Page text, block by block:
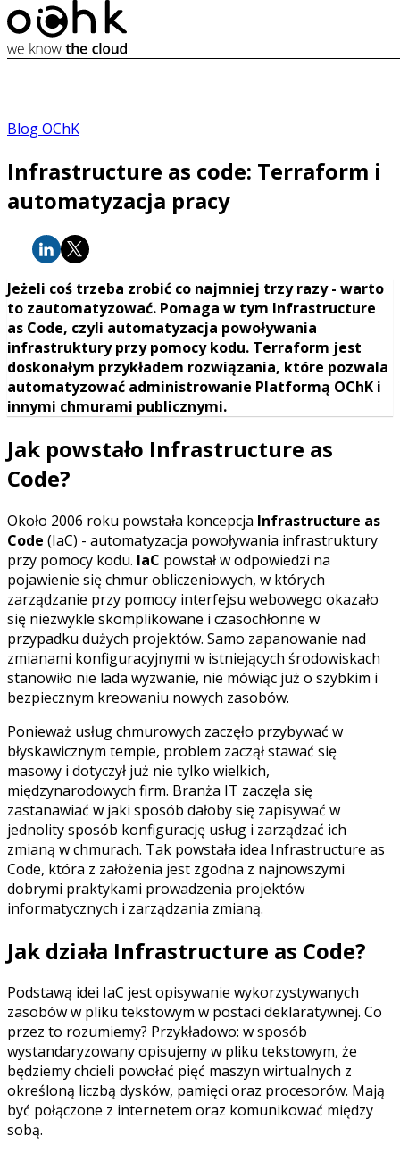
Blog OChK
Infrastructure as code: Terraform i
automatyzacja pracy
Jeżeli coś trzeba zrobić co najmniej trzy razy - warto
to zautomatyzować. Pomaga w tym Infrastructure
as Code, czyli automatyzacja powoływania
infrastruktury przy pomocy kodu. Terraform jest
doskonałym przykładem rozwiązania, które pozwala
automatyzować administrowanie Platformą OChK i
innymi chmurami publicznymi.
Jak powstało Infrastructure as
Code?
Około 2006 roku powstała koncepcja Infrastructure as
Code (IaC) - automatyzacja powoływania infrastruktury
przy pomocy kodu. IaC powstał w odpowiedzi na
pojawienie się chmur obliczeniowych, w których
zarządzanie przy pomocy interfejsu webowego okazało
się niezwykle skomplikowane i czasochłonne w
przypadku dużych projektów. Samo zapanowanie nad
zmianami konfiguracyjnymi w istniejących środowiskach
stanowiło nie lada wyzwanie, nie mówiąc już o szybkim i
bezpiecznym kreowaniu nowych zasobów.
Ponieważ usług chmurowych zaczęło przybywać w
błyskawicznym tempie, problem zaczął stawać się
masowy i dotyczył już nie tylko wielkich,
międzynarodowych firm. Branża IT zaczęła się
zastanawiać w jaki sposób dałoby się zapisywać w
jednolity sposób konfigurację usług i zarządzać ich
zmianą w chmurach. Tak powstała idea Infrastructure as
Code, która z założenia jest zgodna z najnowszymi
dobrymi praktykami prowadzenia projektów
informatycznych i zarządzania zmianą.
Jak działa Infrastructure as Code?
Podstawą idei IaC jest opisywanie wykorzystywanych
zasobów w pliku tekstowym w postaci deklaratywnej. Co
przez to rozumiemy? Przykładowo: w sposób
wystandaryzowany opisujemy w pliku tekstowym, że
będziemy chcieli powołać pięć maszyn wirtualnych z
określoną liczbą dysków, pamięci oraz procesorów. Mają
być połączone z internetem oraz komunikować między
sobą.